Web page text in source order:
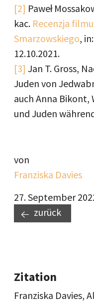
[2] Paweł
kac. Recenzja
Smarzowskiego,
12.10.2021.
[3] Jan T. Gross,
Juden von
auch Anna Bikont,
und Juden
von
Franziska Davies
27. September
zurück
Zitation
Franziska Davies,